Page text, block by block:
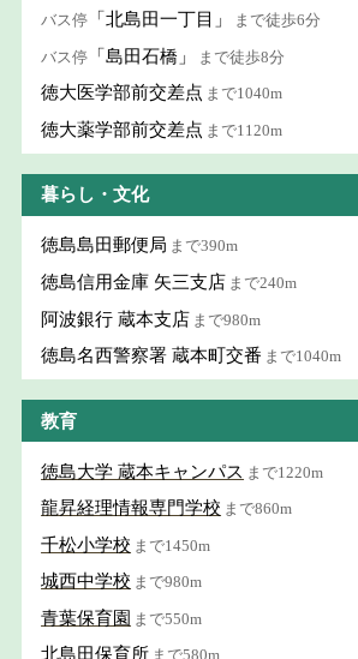
バス停 「北島田一丁目」 まで徒歩6分
バス停 「島田石橋」 まで徒歩8分
徳大医学部前交差点 まで1040m
徳大薬学部前交差点 まで1120m
暮らし・文化
徳島島田郵便局 まで390m
徳島信用金庫 矢三支店 まで240m
阿波銀行 蔵本支店 まで980m
徳島名西警察署 蔵本町交番 まで1040m
教育
徳島大学 蔵本キャンパス まで1220m
龍昇経理情報専門学校 まで860m
千松小学校 まで1450m
城西中学校 まで980m
青葉保育園 まで550m
北島田保育所 まで580m